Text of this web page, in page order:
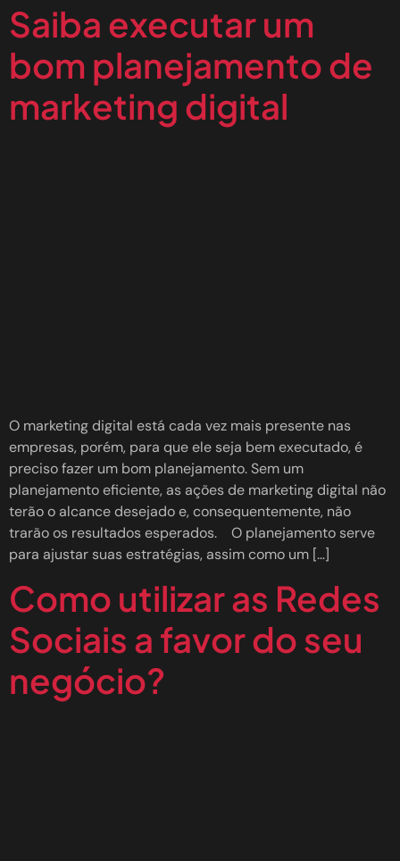
Saiba executar um
bom planejamento de
marketing digital
O marketing digital está cada vez mais presente nas
empresas, porém, para que ele seja bem executado, é
preciso fazer um bom planejamento. Sem um
planejamento eficiente, as ações de marketing digital não
terão o alcance desejado e, consequentemente, não
trarão os resultados esperados. O planejamento serve
para ajustar suas estratégias, assim como um […]
Como utilizar as Redes
Sociais a favor do seu
negócio?